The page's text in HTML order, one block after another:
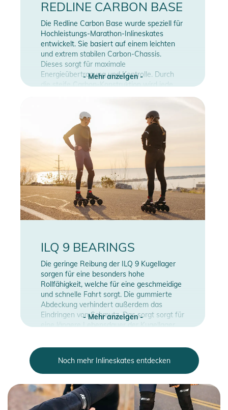
REDLINE CARBON BASE
Die Redline Carbon Base wurde speziell für
Hochleistungs-Marathon-Inlineskates
entwickelt. Sie basiert auf einem leichten
und extrem stabilen Carbon-Chassis.
Dieses sorgt für maximale
Energieübertragung und Kontrolle. Durch
die steife Carbon-Konstruktion wird jede
Bewegung auf die Skates übertragen,
schneller fahren kann.
- Mehr anzeigen -
ILQ 9 BEARINGS
Die geringe Reibung der ILQ 9 Kugellager
sorgen für eine besonders hohe
Rollfähigkeit, welche für eine geschmeidige
und schnelle Fahrt sorgt. Die gummierte
Abdeckung verhindert außerdem das
Eindringen von Schmutz. Das sorgt sorgt für
eine längere Lebensdauer der Kugellager.
- Mehr anzeigen -
Noch mehr Inlineskates entdecken